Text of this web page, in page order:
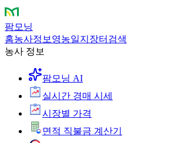
팜모닝
홈농사정보 영농일지 장터 검색
농사 정보
팜모닝 AI
실시간 경매 시세
시장별 가격
면적 직불금 계산기